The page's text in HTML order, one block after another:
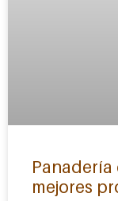
Panadería
mejores